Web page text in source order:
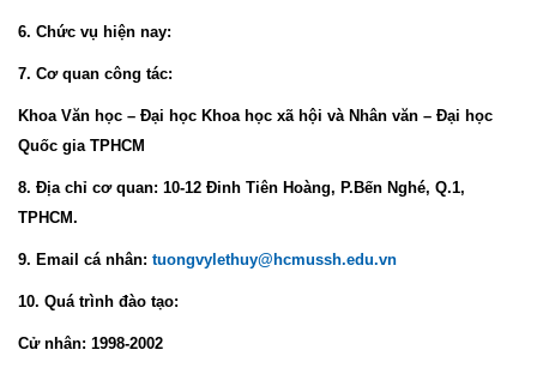
6. Chức vụ hiện nay:
7. Cơ quan công tác:
Khoa Văn học – Đại học Khoa học xã hội và Nhân văn – Đại học
Quốc gia TPHCM
8. Địa chỉ cơ quan: 10-12 Đinh Tiên Hoàng, P.Bến Nghé, Q.1,
TPHCM.
9. Email cá nhân: tuongvylethuy@hcmussh.edu.vn
10. Quá trình đào tạo:
Cử nhân: 1998-2002